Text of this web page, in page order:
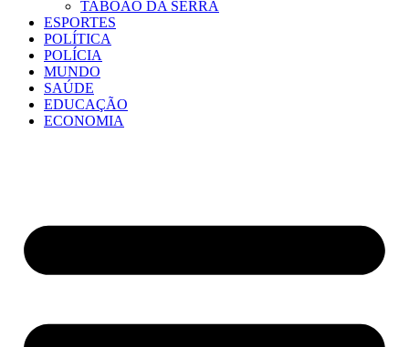
TABOÃO DA SERRA
ESPORTES
POLÍTICA
POLÍCIA
MUNDO
SAÚDE
EDUCAÇÃO
ECONOMIA